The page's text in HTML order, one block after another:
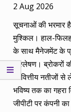
2 Aug 2026
सूचनाओं की भरमार
मुश्किल। हाल-
के साथ मैनेजमेंट के
विश्लेषण। ब्रोकरों
के वित्तीय नतीजों
भविष्य तक का
जीपीटी पर कंपनी